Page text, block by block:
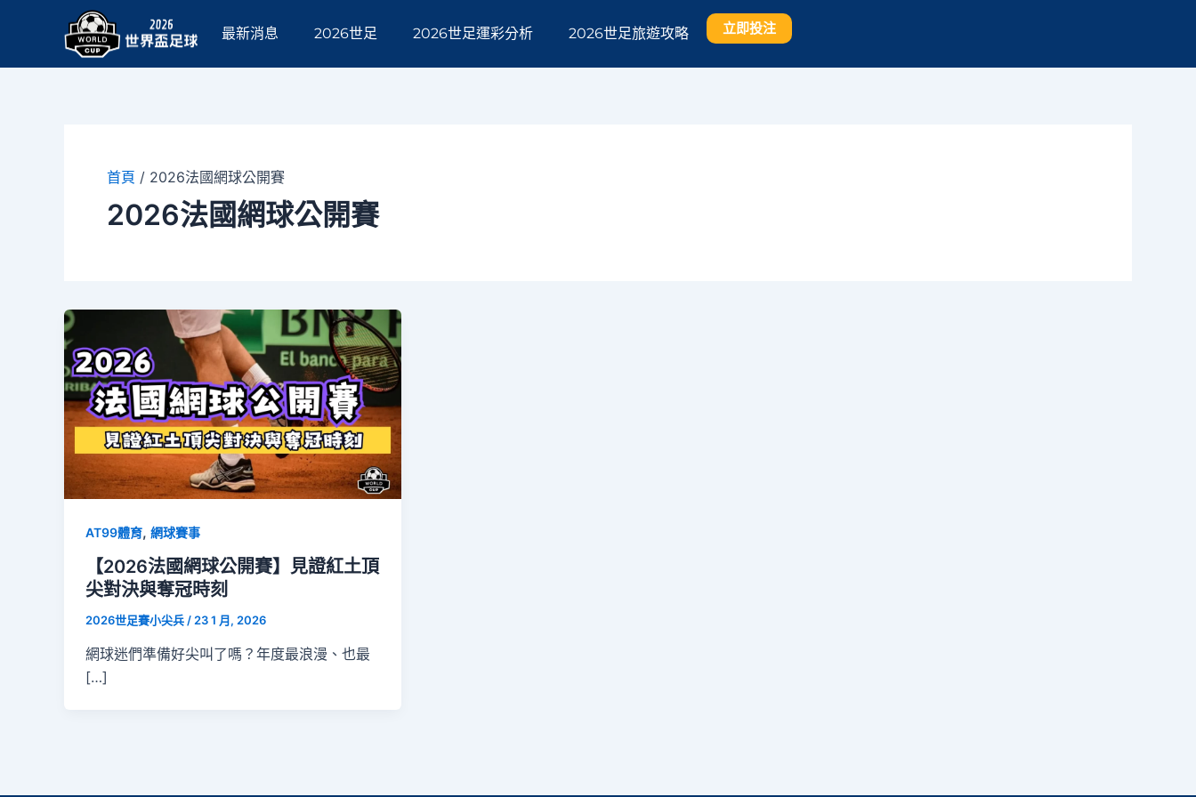
最新消息 2026世足 2026世足運彩分析 2026世足旅遊攻略 立即投注
首頁 / 2026法國網球公開賽
2026法國網球公開賽
AT99體育, 網球賽事
【2026法國網球公開賽】見證紅土頂
尖對決與奪冠時刻
2026世足賽小尖兵 / 23 1 月, 2026
網球迷們準備好尖叫了嗎？年度最浪漫、也最
[…]